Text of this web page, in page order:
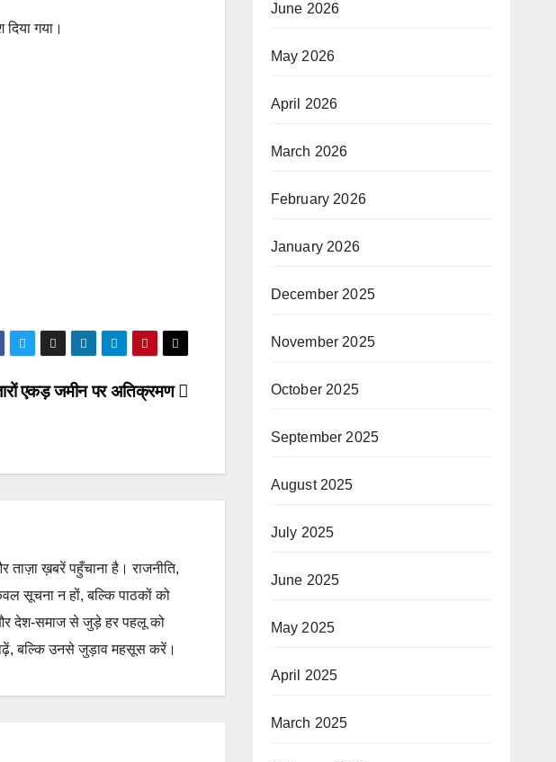
गया।
एकड़ जमीन पर अतिक्रमण
ताज़ा ख़बरें पहुँचाना है। राजनीति,
सूचना न हों, बल्कि पाठकों को
देश-समाज से जुड़े हर पहलू को
बल्कि उनसे जुड़ाव महसूस करें।
June 2026
May 2026
April 2026
March 2026
February 2026
January 2026
December 2025
November 2025
October 2025
September 2025
August 2025
July 2025
June 2025
May 2025
April 2025
March 2025